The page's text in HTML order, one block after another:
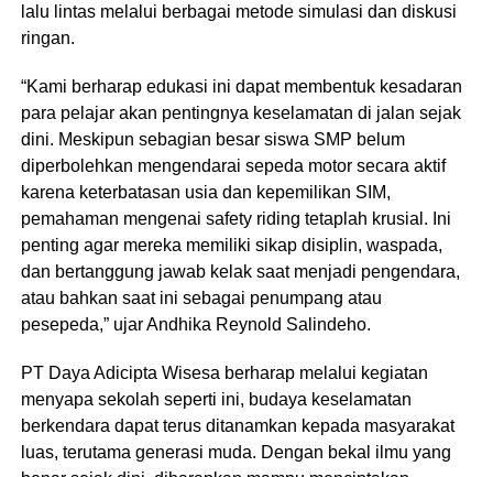
lalu lintas melalui berbagai metode simulasi dan diskusi
ringan.
“Kami berharap edukasi ini dapat membentuk kesadaran
para pelajar akan pentingnya keselamatan di jalan sejak
dini. Meskipun sebagian besar siswa SMP belum
diperbolehkan mengendarai sepeda motor secara aktif
karena keterbatasan usia dan kepemilikan SIM,
pemahaman mengenai safety riding tetaplah krusial. Ini
penting agar mereka memiliki sikap disiplin, waspada,
dan bertanggung jawab kelak saat menjadi pengendara,
atau bahkan saat ini sebagai penumpang atau
pesepeda,” ujar Andhika Reynold Salindeho.
PT Daya Adicipta Wisesa berharap melalui kegiatan
menyapa sekolah seperti ini, budaya keselamatan
berkendara dapat terus ditanamkan kepada masyarakat
luas, terutama generasi muda. Dengan bekal ilmu yang